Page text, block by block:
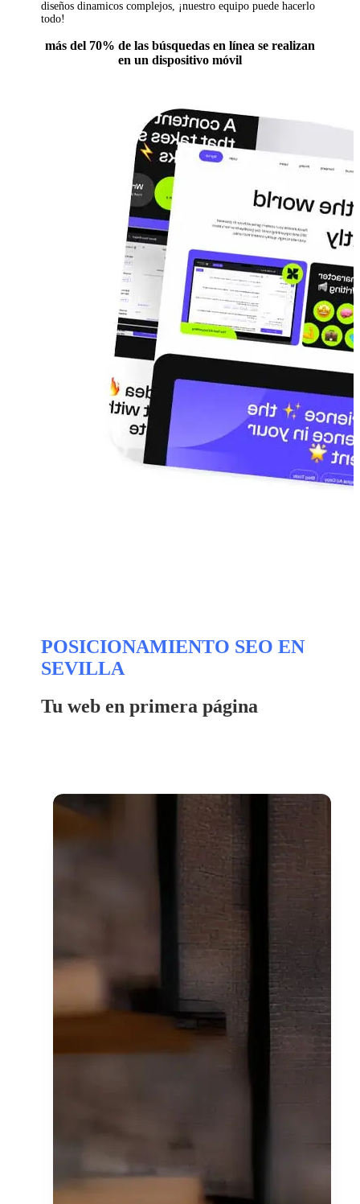
diseños dinamicos complejos, ¡nuestro equipo puede hacerlo
todo!
más del 70% de las búsquedas en línea se realizan
en un dispositivo móvil
POSICIONAMIENTO SEO EN
SEVILLA
Tu web en primera página